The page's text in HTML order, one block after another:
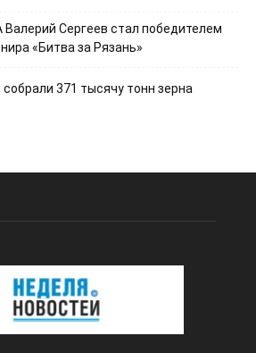
Сергеев стал победителем
«Битва за Рязань»
371 тысячу тонн зерна